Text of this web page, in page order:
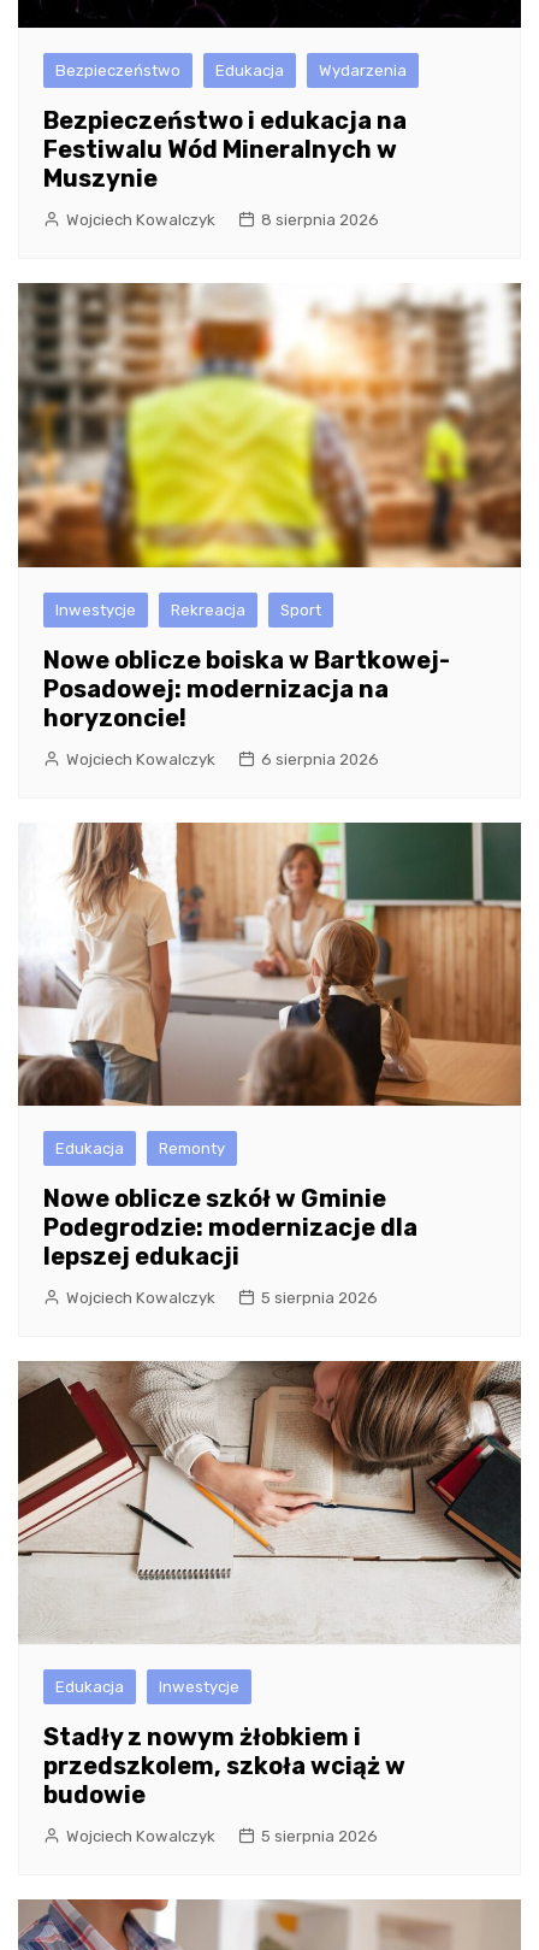
Bezpieczeństwo Edukacja Wydarzenia
Bezpieczeństwo i edukacja na
Festiwalu Wód Mineralnych w
Muszynie
Wojciech Kowalczyk 8 sierpnia 2026
Inwestycje Rekreacja Sport
Nowe oblicze boiska w Bartkowej-
Posadowej: modernizacja na
horyzoncie!
Wojciech Kowalczyk 6 sierpnia 2026
Edukacja Remonty
Nowe oblicze szkół w Gminie
Podegrodzie: modernizacje dla
lepszej edukacji
Wojciech Kowalczyk 5 sierpnia 2026
Edukacja Inwestycje
Stadły z nowym żłobkiem i
przedszkolem, szkoła wciąż w
budowie
Wojciech Kowalczyk 5 sierpnia 2026